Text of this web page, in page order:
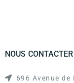
NOUS CONTACTER
696 Avenue